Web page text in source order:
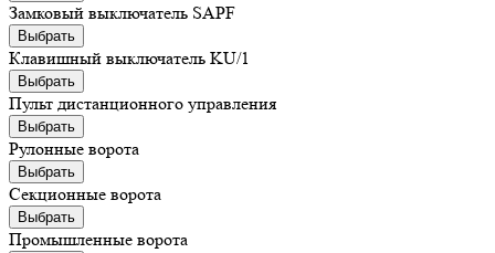
Замковый выключатель SAPF
Выбрать
Клавишный выключатель KU/1
Выбрать
Пульт дистанционного управления
Выбрать
Рулонные ворота
Выбрать
Секционные ворота
Выбрать
Промышленные ворота